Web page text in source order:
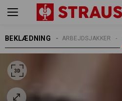
BEKLÆDNING ARBEJDSJAKKER
HERRER